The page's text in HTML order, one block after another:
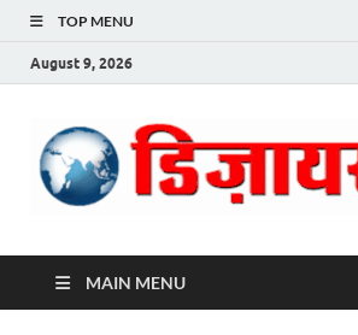
TOP MENU
August 9, 2026
MAIN MENU